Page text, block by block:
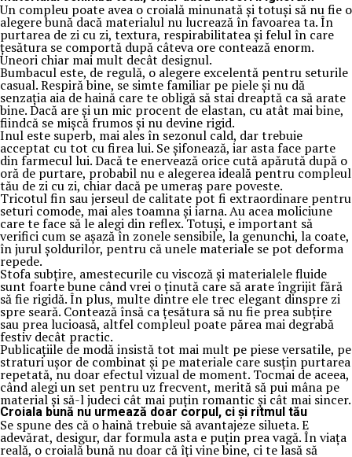
Un compleu poate avea o croială minunată și totuși să nu fie o
alegere bună dacă materialul nu lucrează în favoarea ta. În
purtarea de zi cu zi, textura, respirabilitatea și felul în care
țesătura se comportă după câteva ore contează enorm.
Uneori chiar mai mult decât designul.
Bumbacul este, de regulă, o alegere excelentă pentru seturile
casual. Respiră bine, se simte familiar pe piele și nu dă
senzația aia de haină care te obligă să stai dreaptă ca să arate
bine. Dacă are și un mic procent de elastan, cu atât mai bine,
fiindcă se mișcă frumos și nu devine rigid.
Inul este superb, mai ales în sezonul cald, dar trebuie
acceptat cu tot cu firea lui. Se șifonează, iar asta face parte
din farmecul lui. Dacă te enervează orice cută apărută după o
oră de purtare, probabil nu e alegerea ideală pentru compleul
tău de zi cu zi, chiar dacă pe umeraș pare poveste.
Tricotul fin sau jerseul de calitate pot fi extraordinare pentru
seturi comode, mai ales toamna și iarna. Au acea moliciune
care te face să le alegi din reflex. Totuși, e important să
verifici cum se așază în zonele sensibile, la genunchi, la coate,
în jurul șoldurilor, pentru că unele materiale se pot deforma
repede.
Stofa subțire, amestecurile cu viscoză și materialele fluide
sunt foarte bune când vrei o ținută care să arate îngrijit fără
să fie rigidă. În plus, multe dintre ele trec elegant dinspre zi
spre seară. Contează însă ca țesătura să nu fie prea subțire
sau prea lucioasă, altfel compleul poate părea mai degrabă
festiv decât practic.
Publicațiile de modă insistă tot mai mult pe piese versatile, pe
straturi ușor de combinat și pe materiale care susțin purtarea
repetată, nu doar efectul vizual de moment. Tocmai de aceea,
când alegi un set pentru uz frecvent, merită să pui mâna pe
material și să-l judeci cât mai puțin romantic și cât mai sincer.
Croiala bună nu urmează doar corpul, ci și ritmul tău
Se spune des că o haină trebuie să avantajeze silueta. E
adevărat, desigur, dar formula asta e puțin prea vagă. În viața
reală, o croială bună nu doar că îți vine bine, ci te lasă să